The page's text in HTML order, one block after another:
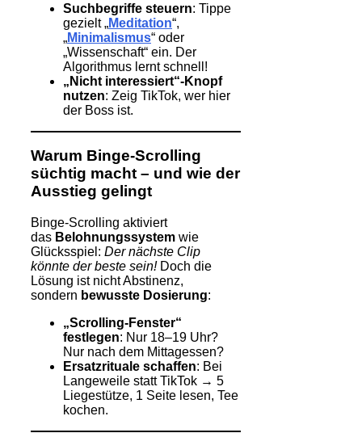
Suchbegriffe steuern: Tippe
gezielt „Meditation“,
„Minimalismus“ oder
„Wissenschaft“ ein. Der
Algorithmus lernt schnell!
„Nicht interessiert“-Knopf
nutzen: Zeig TikTok, wer hier
der Boss ist.
Warum Binge-Scrolling
süchtig macht – und wie der
Ausstieg gelingt
Binge-Scrolling aktiviert
das Belohnungssystem wie
Glücksspiel: Der nächste Clip
könnte der beste sein!Doch die
Lösung ist nicht Abstinenz,
sondern bewusste Dosierung:
„Scrolling-Fenster“
festlegen: Nur 18–19 Uhr?
Nur nach dem Mittagessen?
Ersatzrituale schaffen: Bei
Langeweile statt TikTok → 5
Liegestütze, 1 Seite lesen, Tee
kochen.